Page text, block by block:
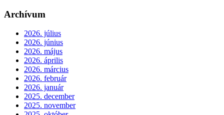
Archívum
2026. július
2026. június
2026. május
2026. április
2026. március
2026. február
2026. január
2025. december
2025. november